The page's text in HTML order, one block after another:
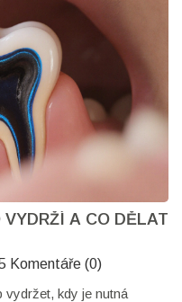
A CO DĚLAT
Komentáře (0)
vydržet, kdy je nutná